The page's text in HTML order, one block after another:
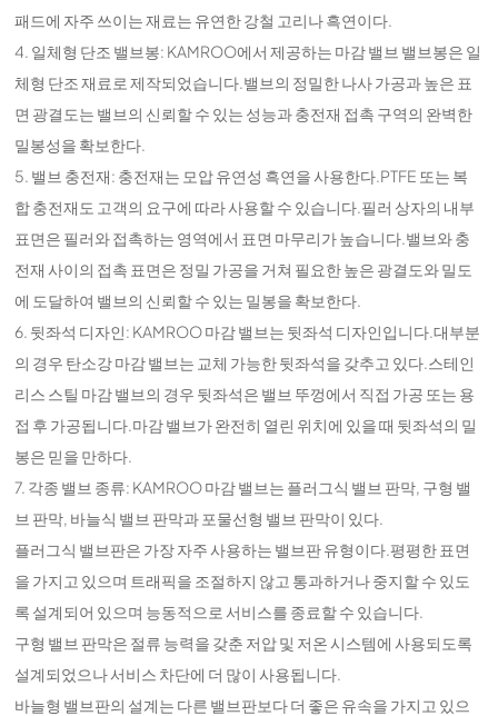
패드에 자주 쓰이는 재료는 유연한 강철 고리나 흑연이다.
4. 일체형 단조 밸브봉: KAMROO에서 제공하는 마감 밸브 밸브봉은 일
체형 단조 재료로 제작되었습니다.밸브의 정밀한 나사 가공과 높은 표
면 광결도는 밸브의 신뢰할 수 있는 성능과 충전재 접촉 구역의 완벽한
밀봉성을 확보한다.
5. 밸브 충전재: 충전재는 모압 유연성 흑연을 사용한다.PTFE 또는 복
합 충전재도 고객의 요구에 따라 사용할 수 있습니다.필러 상자의 내부
표면은 필러와 접촉하는 영역에서 표면 마무리가 높습니다.밸브와 충
전재 사이의 접촉 표면은 정밀 가공을 거쳐 필요한 높은 광결도와 밀도
에 도달하여 밸브의 신뢰할 수 있는 밀봉을 확보한다.
6. 뒷좌석 디자인: KAMROO 마감 밸브는 뒷좌석 디자인입니다.대부분
의 경우 탄소강 마감 밸브는 교체 가능한 뒷좌석을 갖추고 있다.스테인
리스 스틸 마감 밸브의 경우 뒷좌석은 밸브 뚜껑에서 직접 가공 또는 용
접 후 가공됩니다.마감 밸브가 완전히 열린 위치에 있을 때 뒷좌석의 밀
봉은 믿을 만하다.
7. 각종 밸브 종류: KAMROO 마감 밸브는 플러그식 밸브 판막, 구형 밸
브 판막, 바늘식 밸브 판막과 포물선형 밸브 판막이 있다.
플러그식 밸브판은 가장 자주 사용하는 밸브판 유형이다.평평한 표면
을 가지고 있으며 트래픽을 조절하지 않고 통과하거나 중지할 수 있도
록 설계되어 있으며 능동적으로 서비스를 종료할 수 있습니다.
구형 밸브 판막은 절류 능력을 갖춘 저압 및 저온 시스템에 사용되도록
설계되었으나 서비스 차단에 더 많이 사용됩니다.
바늘형 밸브판의 설계는 다른 밸브판보다 더 좋은 유속을 가지고 있으